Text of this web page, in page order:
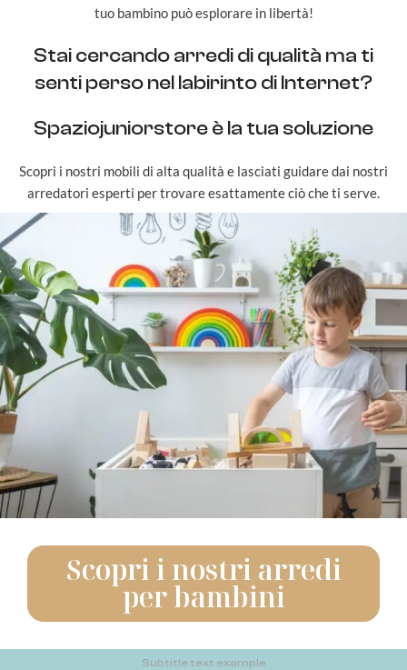
tuo bambino può esplorare in libertà!
Stai cercando arredi di qualità ma ti
senti perso nel labirinto di Internet?
Spaziojuniorstore è la tua soluzione
Scopri i nostri mobili di alta qualità e lasciati guidare dai nostri
arredatori esperti per trovare esattamente ciò che ti serve.
Scopri i nostri arredi
per bambini
Subtitle text example